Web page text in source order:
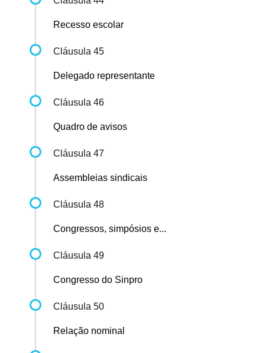
Recesso escolar
Cláusula 45
Delegado representante
Cláusula 46
Quadro de avisos
Cláusula 47
Assembleias sindicais
Cláusula 48
Congressos, simpósios e...
Cláusula 49
Congresso do Sinpro
Cláusula 50
Relação nominal